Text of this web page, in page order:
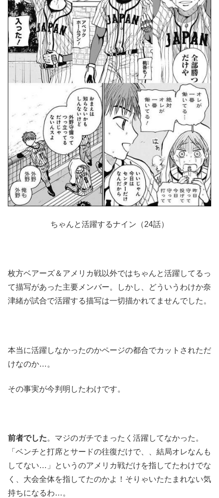
ちゃんと活躍するナイン（24話）
枚方ベアーズ＆アメリカ戦以外ではちゃんと活躍してるっ
て描写があった主要メンバー。しかし、どういうわけか奈
津緒が試合で活躍する描写は一切描かれてませんでした。
本当に活躍しなかったのかページの都合でカットされただ
けなのか…。
その事実が今判明したわけです。
前者でした。マジのガチでまったく活躍してなかった。
「ベンチと打席とサードの往復だけで、、結局オレなんも
してない…」というのアメリカ戦だけを指してたわけでな
く、大会全体を指してたのかよ！そりゃいたたまれない気
持ちになるわ…。